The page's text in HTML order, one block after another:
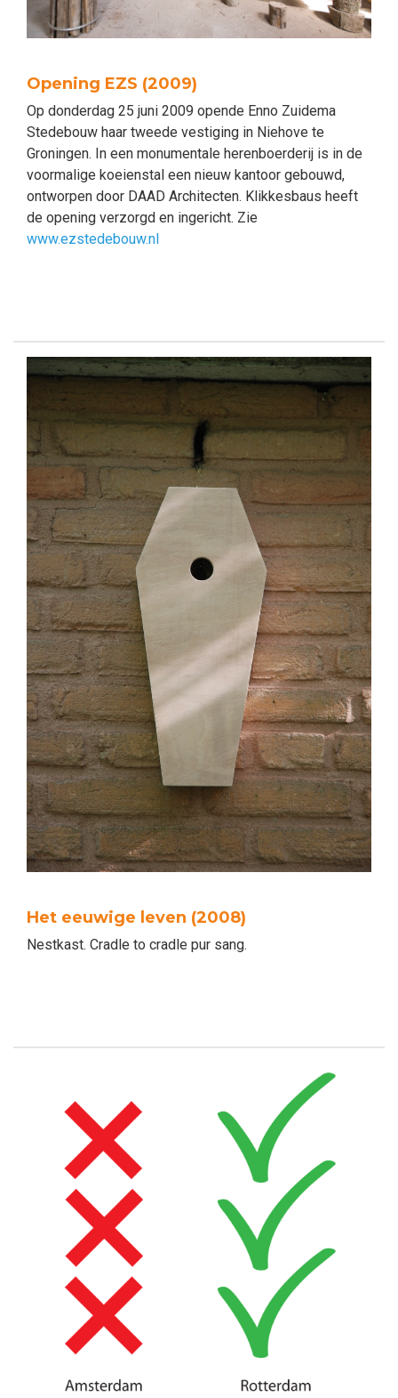
Opening EZS (2009)
Op donderdag 25 juni 2009 opende Enno Zuidema
Stedebouw haar tweede vestiging in Niehove te
Groningen. In een monumentale herenboerderij is in de
voormalige koeienstal een nieuw kantoor gebouwd,
ontworpen door DAAD Architecten. Klikkesbaus heeft
de opening verzorgd en ingericht. Zie
www.ezstedebouw.nl
Het eeuwige leven (2008)
Nestkast. Cradle to cradle pur sang.